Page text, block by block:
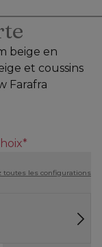
beige en
et coussins
Farafra
toutes les configurations